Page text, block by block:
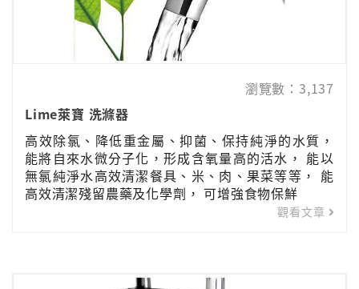
瀏覽數：3,137
Lime萊寶 洗滌器
高效除氯、降低重金屬、抑菌、保持純淨的水質，
能將自來水微分子化，形成含氧量高的活水， 能以
無氯純淨水高效清潔餐具、米、肉、果菜等等， 能
高效清潔殘留農藥及化學劑， 可增強食物保鮮
觀看文章